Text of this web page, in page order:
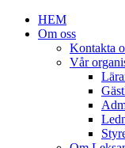
HEM
Om oss
Kontakta
Vår